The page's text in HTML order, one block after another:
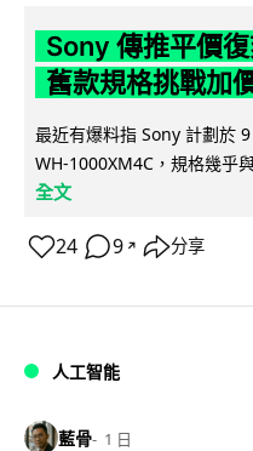
Sony 傳推平價
舊款規格挑戰加
最近有爆料指 Sony 計劃於
WH-1000XM4C，規格幾乎
全文
24 9 ↗ 分享
人工智能
藍骨 1 日